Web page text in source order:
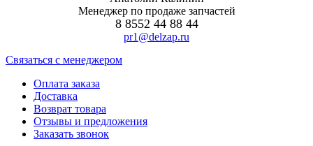
Менеджер по продаже запчастей
8 8552 44 88 44
pr1@delzap.ru
Cвязаться с менеджером
Оплата заказа
Доставка
Возврат товара
Отзывы и предложения
Заказать звонок